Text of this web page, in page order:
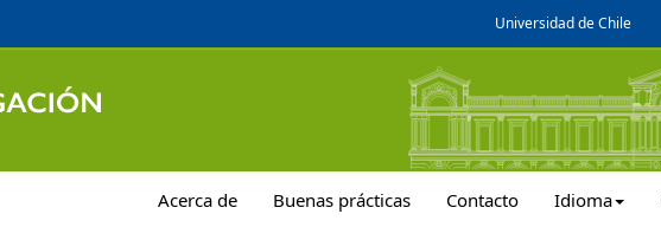
Universidad de Chile
Acerca de Buenas prácticas Contacto Idioma